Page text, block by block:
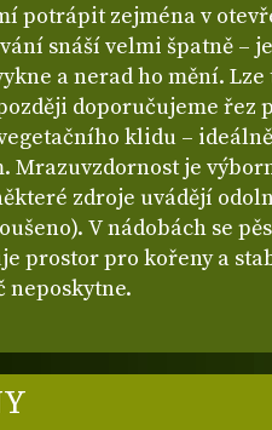
potrápit zejména v
snáší velmi špatně –
a nerad ho mění.
doporučujeme řez
klidu –
Mrazuvzdornost je
zdroje uvádějí
V nádobách se
prostor pro kořeny a
neposkytne.